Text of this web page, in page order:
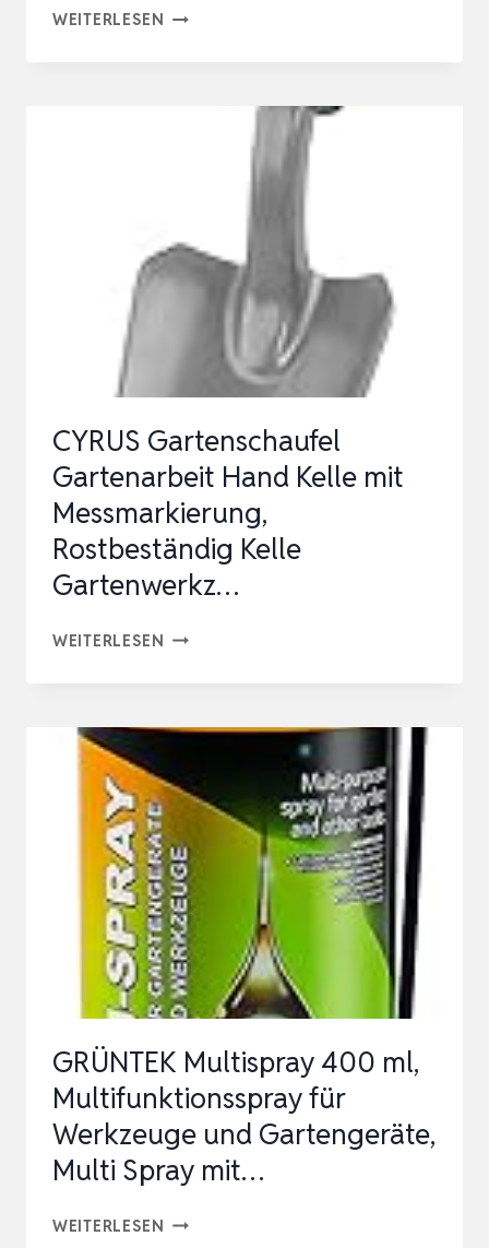
WEITERLESEN GARTENWERKZEUG-
HANDWERKZEUG-
LEICHTGEWICHTIGES
ALUMINIUM-
ALLOY-
ROSTSCHUT…
CYRUS Gartenschaufel
Gartenarbeit Hand Kelle mit
Messmarkierung,
Rostbeständig Kelle
Gartenwerkz…
WEITERLESEN CYRUS
HAND
MIT
MESSMARKIERUNG,
ROSTBESTÄNDIG
KELLE
GARTENWERKZ…
GRÜNTEK Multispray 400 ml,
Multifunktionsspray für
Werkzeuge und Gartengeräte,
Multi Spray mit…
WEITERLESEN GRÜNTEK